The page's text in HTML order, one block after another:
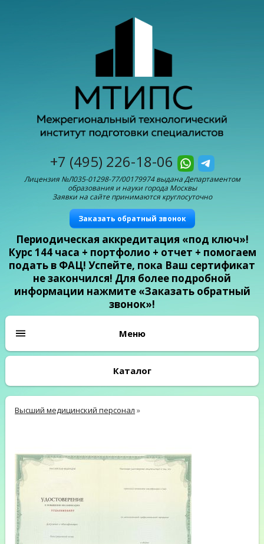
+7 (495) 226-18-06
Лицензия №Л035-01298-77/00179974 выдана Департаментом
образования и науки города Москвы
Заявки на сайте принимаются круглосуточно
Заказать обратный звонок
Периодическая аккредитация «под ключ»!
Курс 144 часа + портфолио + отчет + помогаем
подать в ФАЦ! Успейте, пока Ваш сертификат
не закончился! Для более подробной
информации нажмите «Заказать обратный
звонок»!
Каталог
Высший медицинский персонал »